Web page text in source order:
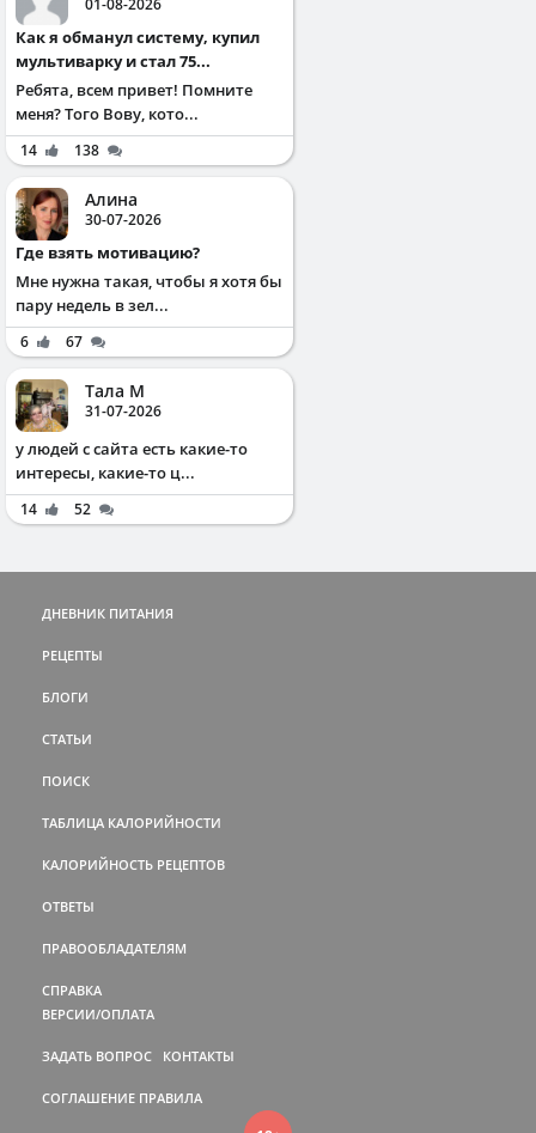
Как я обманул систему, купил
мультиварку и стал 75...
Ребята, всем привет! Помните
меня? Того Вову, кото...
14 138
Алина
30-07-2026
Где взять мотивацию?
Мне нужна такая, чтобы я хотя бы
пару недель в зел...
6 67
Тала М
31-07-2026
у людей с сайта есть какие-то
интересы, какие-то ц...
14 52
ДНЕВНИК ПИТАНИЯ
РЕЦЕПТЫ
БЛОГИ
СТАТЬИ
ПОИСК
ТАБЛИЦА КАЛОРИЙНОСТИ
КАЛОРИЙНОСТЬ РЕЦЕПТОВ
ОТВЕТЫ
ПРАВООБЛАДАТЕЛЯМ
СПРАВКА
ВЕРСИИ/ОПЛАТА
ЗАДАТЬ ВОПРОС КОНТАКТЫ
СОГЛАШЕНИЕ ПРАВИЛА